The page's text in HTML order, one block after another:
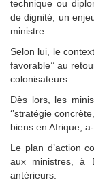
technique ou
de dignité, un
ministre.
Selon lui, le
favorable’’ au
colonisateurs.
Dès lors, les
‘’stratégie
biens en Afrique,
Le plan d’action
aux ministres, à
antérieurs.